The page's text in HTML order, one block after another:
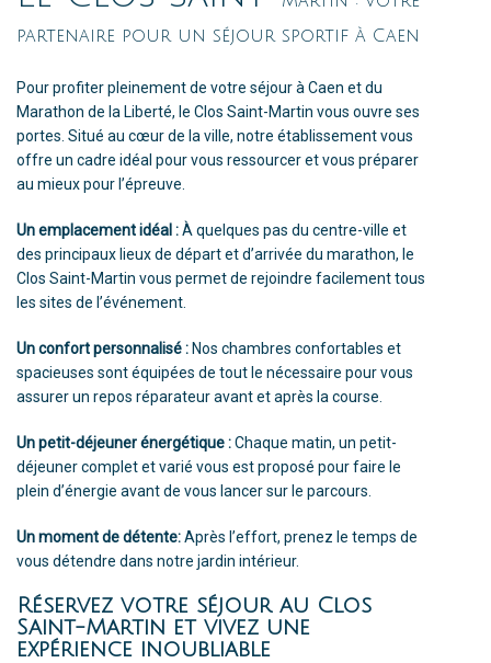
partenai re pour un séjour sportif à Caen
Pour profiter pleinement de votre séjour à Caen et du
Marathon de la Liberté, le Clos Saint-Martin vous ouvre ses
portes. Situé au cœur de la ville, notre établissement vous
offre un cadre idéal pour vous ressourcer et vous préparer
au mieux pour l’épreuve.
Un emplacement idéal :À quelques pas du centre-ville et
des principaux lieux de départ et d’arrivée du marathon, le
Clos Saint-Martin vous permet de rejoindre facilement tous
les sites de l’événement.
Un confort personnalisé : Nos chambres confortables et
spacieuses sont équipées de tout le nécessaire pour vous
assurer un repos réparateur avant et après la course.
Un petit-déjeuner énergétique :Chaque matin, un petit-
déjeuner complet et varié vous est proposé pour faire le
plein d’énergie avant de vous lancer sur le parcours.
Un moment de détente:Après l’effort, prenez le temps de
vous détendre dans notre jardin intérieur.
Réservez votre séjour au Clos
Saint-Martin et vivez une
expérience inoubliable